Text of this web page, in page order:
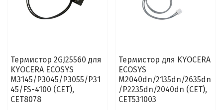
Термистор 2GJ25560 для
KYOCERA ECOSYS
M3145/P3045/P3055/P31
45/FS-4100 (CET),
CET8078
Термистор для KYOCERA
ECOSYS
M2040dn/2135dn/2635dn
/P2235dn/2040dn (CET),
CET531003